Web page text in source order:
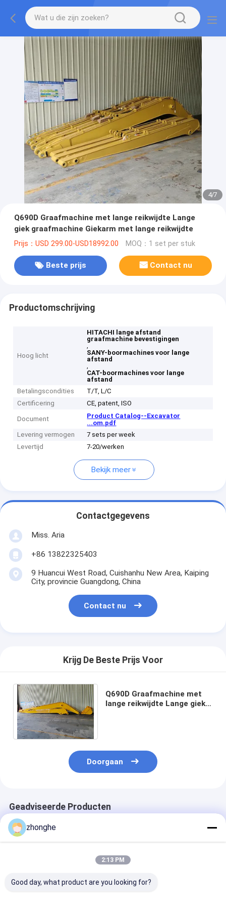
4/7
Q690D Graafmachine met lange reikwijdte Lange
giek graafmachine Giekarm met lange reikwijdte
Prijs：USD 299.00-USD18992.00 MOQ：1 set per stuk
Beste prijs Contact nu
Productomschrijving
Hoog licht
HITACHI lange afstand
graafmachine bevestigingen
,
SANY-boormachines voor lange
afstand
,
CAT-boormachines voor lange
afstand
Betalingscondities
T/T, L/C
Certificering
CE, patent, ISO
Document
Product Catalog--Excavator
...om.pdf
Levering vermogen
7 sets per week
Levertijd
7-20/werken
Bekijk meer
Contactgegevens
Miss. Aria
+86 13822325403
9 Huancui West Road, Cuishanhu New Area, Kaiping
City, provincie Guangdong, China
Contact nu
Krijg De Beste Prijs Voor
Q690D Graafmachine met
lange reikwijdte Lange giek
Doorgaan
Geadviseerde Producten
zhonghe
2:13 PM
Good day, what product are you looking for?